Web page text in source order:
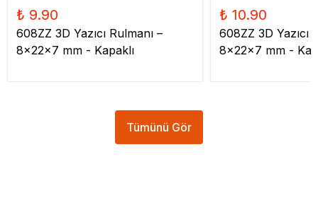
₺ 9.90
608ZZ 3D Yazıcı Rulmanı –
8x22x7 mm - Kapaklı
₺ 10.90
608ZZ 3D Yazıcı
8x22x7 mm -
Tümünü Gör